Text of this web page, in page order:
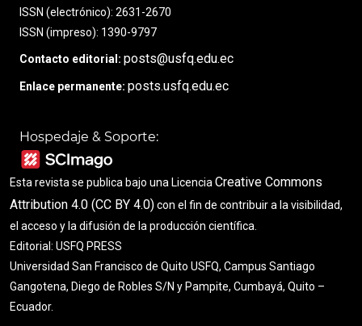
ISSN (electrónico): 2631-2670
ISSN (impreso): 1390-9797
Contacto editorial: posts@usfq.edu.ec
Enlace permanente: posts.usfq.edu.ec
Hospedaje & Soporte:
Esta revista se publica bajo una Licencia Creative Commons
Attribution 4.0 (CC BY 4.0)con el fin de contribuir a la visibilidad,
el acceso y la difusión de la producción científica.
Editorial: USFQ PRESS
Universidad San Francisco de Quito USFQ, Campus Santiago
Gangotena, Diego de Robles S/N y Pampite, Cumbayá, Quito –
Ecuador.